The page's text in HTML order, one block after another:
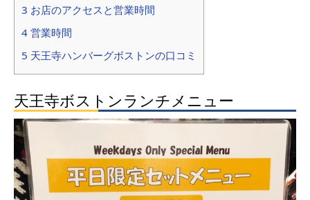
3 お店のアクセスと営業時間
4 営業時間
5 天王寺ハンバーグボストンの口コミ
天王寺ボストンランチメニュー